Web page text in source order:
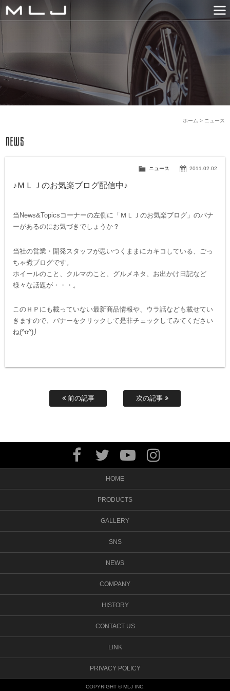
MLJ / Lexani(レクサーニ
PRODUCTS
GALLERY
SNS
NEWS
COMPANY
HISTORY
CONTACT US
LINK
ニュース
ホーム >
2011.02.02
ニュース
♪ＭＬＪのお気楽ブログ配信中♪
当News&Topicsコーナーの左側に「ＭＬＪのお気楽ブログ」のバナ
ーがあるのにお気づきでしょうか？
当社の営業・開発スタッフが思いつくままにカキコしている、ごっ
ちゃ煮ブログです。
ホイールのこと、クルマのこと、グルメネタ、お出かけ日記など
様々な話題が・・・。
このＨＰにも載っていない最新商品情報や、ウラ話なども載せてい
きますので、バナーをクリックして是非チェックしてみてください
ね(^o^)丿
前の記事 次の記事
HOME
PRODUCTS
GALLERY
SNS
NEWS
COMPANY
HISTORY
CONTACT US
LINK
PRIVACY POLICY
COPYRIGHT © MLJ INC.